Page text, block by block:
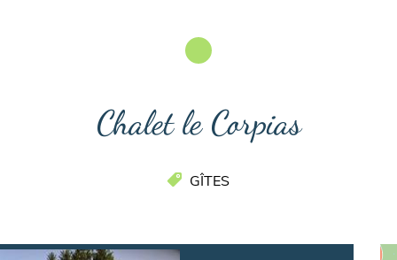
Chalet le Corpias
GÎTES